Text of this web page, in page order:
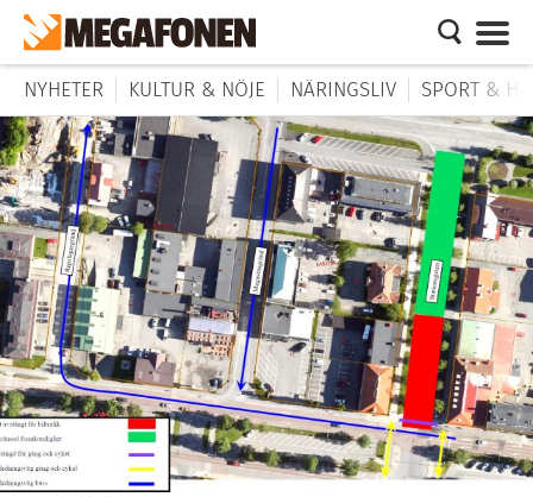
NYHETER KULTUR & NÖJE NÄRINGSLIV SPORT &